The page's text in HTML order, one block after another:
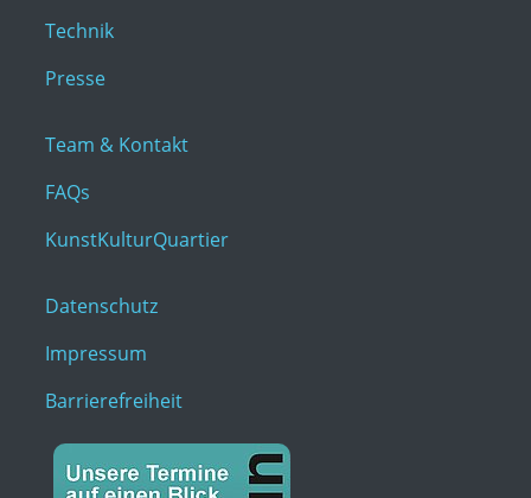
Technik
Presse
Team & Kontakt
FAQs
KunstKulturQuartier
Datenschutz
Impressum
Barrierefreiheit